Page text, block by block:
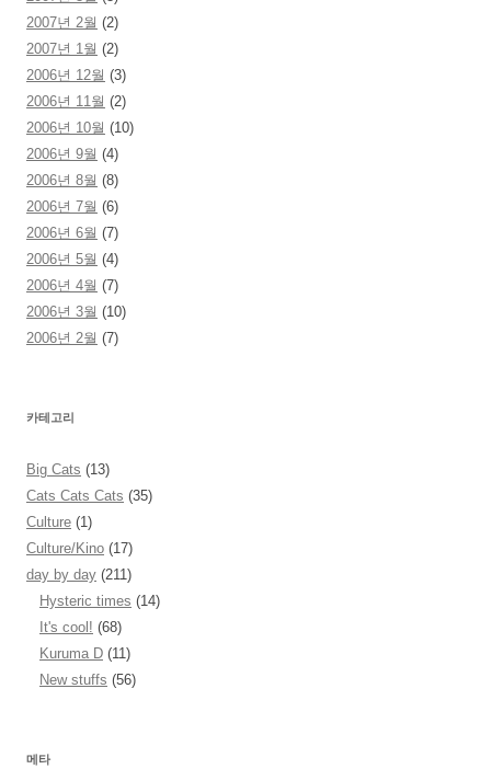
2007년 2월 (2)
2007년 1월 (2)
2006년 12월 (3)
2006년 11월 (2)
2006년 10월 (10)
2006년 9월 (4)
2006년 8월 (8)
2006년 7월 (6)
2006년 6월 (7)
2006년 5월 (4)
2006년 4월 (7)
2006년 3월 (10)
2006년 2월 (7)
카테고리
Big Cats (13)
Cats Cats Cats (35)
Culture (1)
Culture/Kino (17)
day by day (211)
Hysteric times (14)
It's cool! (68)
Kuruma D (11)
New stuffs (56)
메타